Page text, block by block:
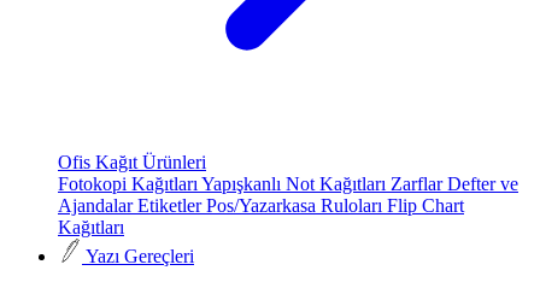
Ofis Kağıt Ürünleri
Fotokopi Kağıtları Yapışkanlı Not Kağıtları ZarflarDefter ve
AjandalarEtiketlerPos/Yazarkasa Ruloları Flip Chart
Kağıtları
Yazı Gereçleri